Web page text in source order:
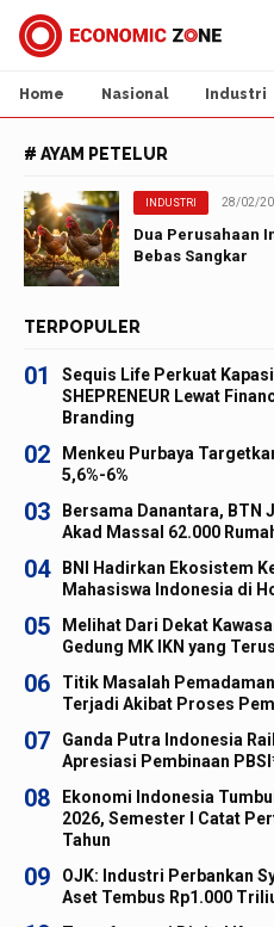
Home Nasional Industri
# AYAM PETELUR
INDUSTRI 28/02/
Dua Perusahaan
Bebas Sangkar
TERPOPULER
01
Sequis Life Perkuat
SHEPRENEUR Lewat
Branding
02
Menkeu Purbaya
5,6%-6%
03
Bersama Danantara, BTN
Akad Massal 62.000
04
BNI Hadirkan Ekosistem
Mahasiswa Indonesia di
05
Melihat Dari Dekat
Gedung MK IKN yang
06
Titik Masalah
Terjadi Akibat Proses
07
Ganda Putra Indonesia
Apresiasi Pembinaan
08
Ekonomi Indonesia
2026, Semester I Catat
Tahun
09
OJK: Industri Perbankan
Aset Tembus Rp1.000